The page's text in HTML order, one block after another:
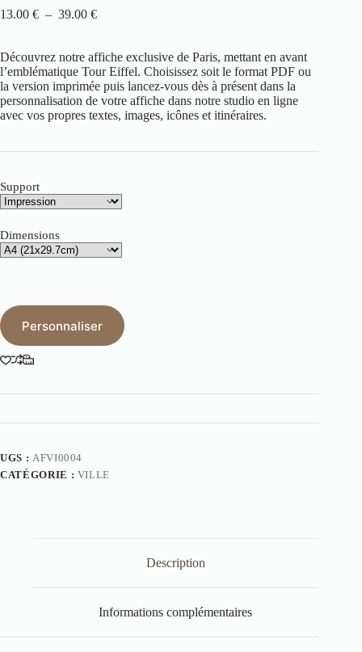
13.00 € – 39.00 €
Découvrez notre affiche exclusive de Paris, mettant en avant
l’emblématique Tour Eiffel. Choisissez soit le format PDF ou
la version imprimée puis lancez-vous dès à présent dans la
personnalisation de votre affiche dans notre studio en ligne
avec vos propres textes, images, icônes et itinéraires.
Support
Dimensions
Personnaliser
UGS : AFVI0004
CATÉGORIE : VILLE
Description
Informations complémentaires